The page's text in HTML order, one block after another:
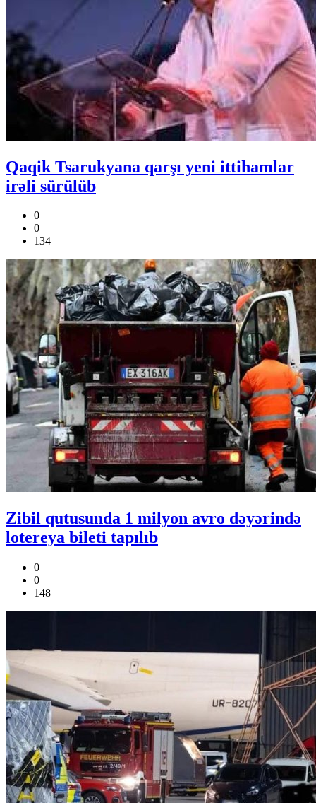
Qaqik Tsarukyana qarşı yeni ittihamlar
irəli sürülüb
0
0
134
Zibil qutusunda 1 milyon avro dəyərində
lotereya bileti tapılıb
0
0
148